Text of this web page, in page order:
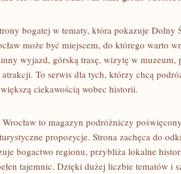
bogatej w tematy, która pokazuje Dolny
może być miejscem, do którego warto
wyjazd, górską trasę, wizytę w muzeum,
To serwis dla tych, którzy chcą
ciekawością wobec historii.
to magazyn podróżniczy
propozycje. Strona zachęca do
bogactwo regionu, przybliża lokalne
tajemnic. Dzięki dużej liczbie tematów i